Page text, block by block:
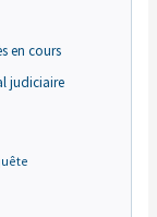
en cours
judiciaire